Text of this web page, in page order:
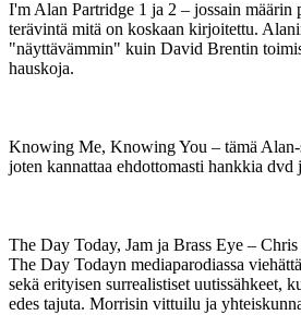
I'm Alan Partridge 1 ja 2 – jossain määrin
terävintä mitä on koskaan kirjoitettu.
"näyttävämmin" kuin David Brentin
hauskoja.
Knowing Me, Knowing You – tämä Alan-
joten kannattaa ehdottomasti hankkia dvd
The Day Today, Jam ja Brass Eye –
The Day Todayn mediaparodiassa
sekä erityisen surrealistiset uutissähkeet,
edes tajuta. Morrisin vittuilu ja